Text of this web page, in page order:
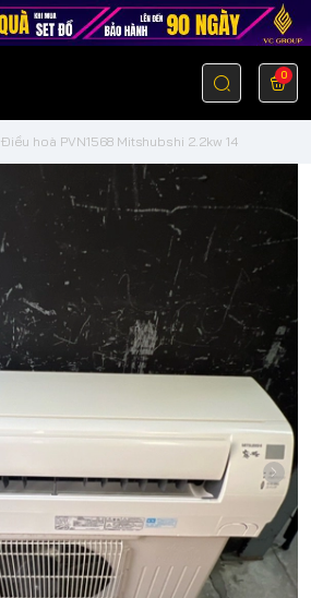
0
Điều hoà PVN1568 Mitshubshi 2.2kw 14